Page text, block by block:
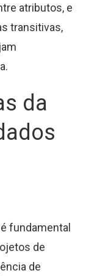
atributos, e
transitivas,
da
fundamental
de
de